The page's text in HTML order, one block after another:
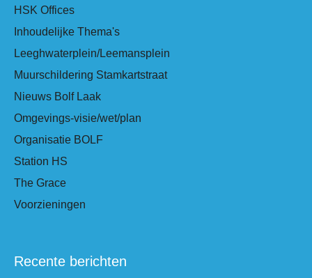
HSK Offices
Inhoudelijke Thema's
Leeghwaterplein/Leemansplein
Muurschildering Stamkartstraat
Nieuws Bolf Laak
Omgevings-visie/wet/plan
Organisatie BOLF
Station HS
The Grace
Voorzieningen
Recente berichten